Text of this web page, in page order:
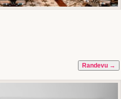
Randevu →